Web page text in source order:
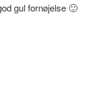
gul fornøjelse 🙂